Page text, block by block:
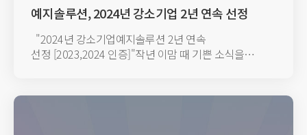
예지솔루션, 2024년 강소기업 2년 연속 선정
"2024년 강소기업예지솔루션 2년 연속
선정 [2023,2024 인증]"작년 이맘 때 기쁜 소식을